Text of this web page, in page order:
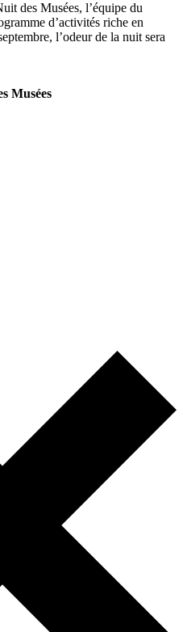
des Musées, l’équipe du
d’activités riche en
l’odeur de la nuit sera
Musées